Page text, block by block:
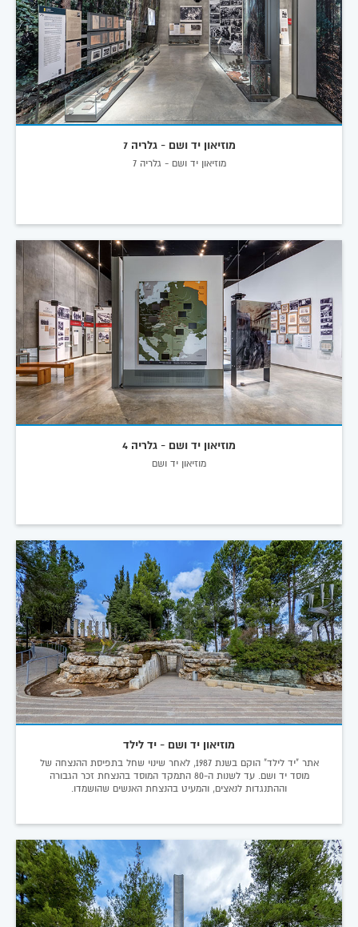
מוזיאון יד ושם - גלריה 7
מוזיאון יד ושם - גלריה 7
מוזיאון יד ושם - גלריה 4
מוזיאון יד ושם
מוזיאון יד ושם - יד לילד
אתר "יד לילד" הוקם בשנת 1987, לאחר שינוי שחל בתפיסת ההנצחה של
מוסד יד ושם. עד לשנות ה-80 התמקד המוסד בהנצחת זכר הגבורה
וההתנגדות לנאצים, והמעיט בהנצחת האנשים שהושמדו.